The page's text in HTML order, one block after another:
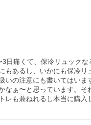
日痛くて、保冷リュック
あるし、いかにも保冷リ
いの注意にも書いてはい
ぁ〜と思っています。そ
も兼ねれるし本当に購入